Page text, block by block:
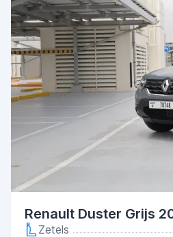
Renault Duster Grijs
Zetels